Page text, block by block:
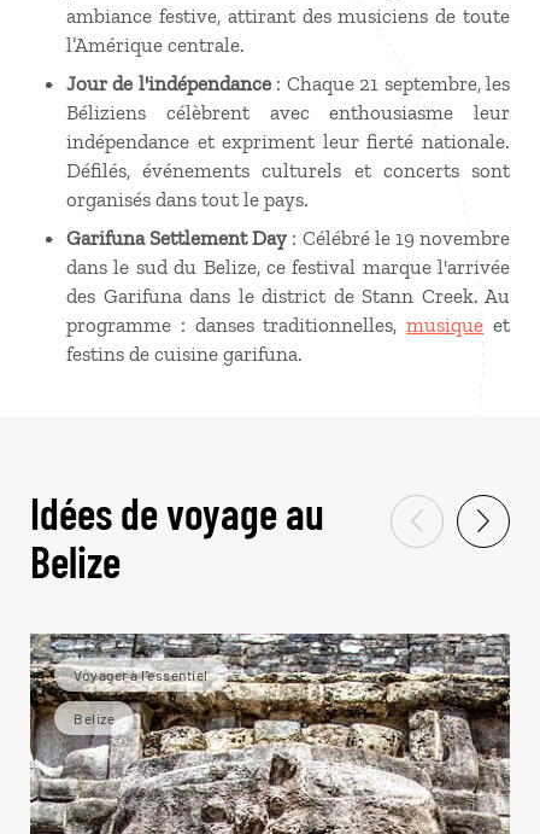
ambiance festive, attirant des musiciens de toute
l’Amérique centrale.
Jour de l'indépendance: Chaque 21 septembre, les
Béliziens célèbrent avec enthousiasme leur
indépendance et expriment leur fierté nationale.
Défilés, événements culturels et concerts sont
organisés dans tout le pays.
Garifuna Settlement Day: Célébré le 19 novembre
dans le sud du Belize, ce festival marque l'arrivée
des Garifuna dans le district de Stann Creek. Au
programme : danses traditionnelles,musique et
festins de cuisine garifuna.
Idées de voyage au
Belize
Voyager à l’essentiel
Belize